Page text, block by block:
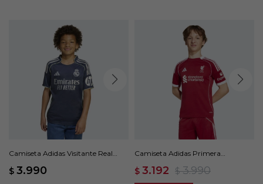
Camiseta Adidas Visitante Real
$ 3.990
Camiseta Adidas Primera
Rojo
$ 3.192 $ 3.990